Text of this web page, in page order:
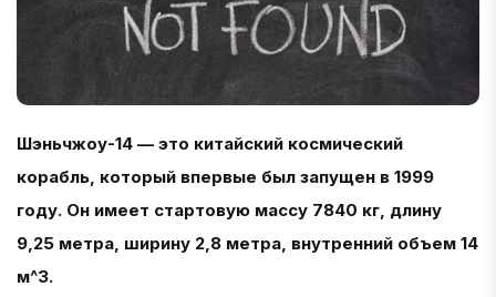
Шэньчжоу-14 — это китайский космический
корабль, который впервые был запущен в 1999
году. Он имеет стартовую массу 7840 кг, длину
9,25 метра, ширину 2,8 метра, внутренний объем 14
м^3.